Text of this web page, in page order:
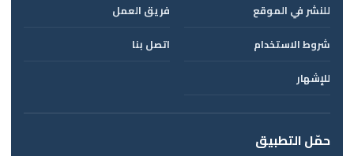
للنشر في الموقع
فريق العمل
شروط الاستخدام
اتصل بنا
للإشهار
حمّل التطبيق